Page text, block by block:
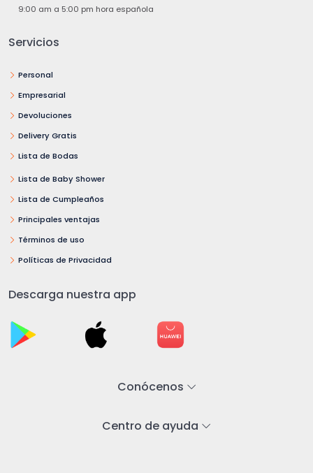
9:00 am a 5:00 pm hora española
Servicios
Personal
Empresarial
Devoluciones
Delivery Gratis
Lista de Bodas
Lista de Baby Shower
Lista de Cumpleaños
Principales ventajas
Términos de uso
Políticas de Privacidad
Descarga nuestra app
Conócenos
Centro de ayuda